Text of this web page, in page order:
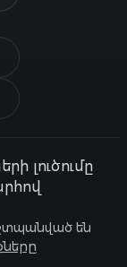
լուծումը
են